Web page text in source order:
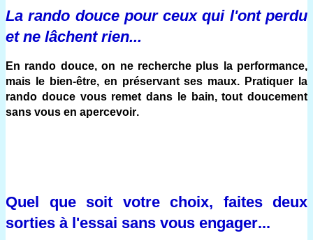
La rando douce pour ceux qui l'ont perdu
et ne lâchent rien...
En rando douce, on ne recherche plus la performance,
mais le bien-être, en préservant ses maux. Pratiquer la
rando douce vous remet dans le bain, tout doucement
sans vous en apercevoir.
Quel que soit votre choix, faites deux
sorties à l'essai sans vous engager...